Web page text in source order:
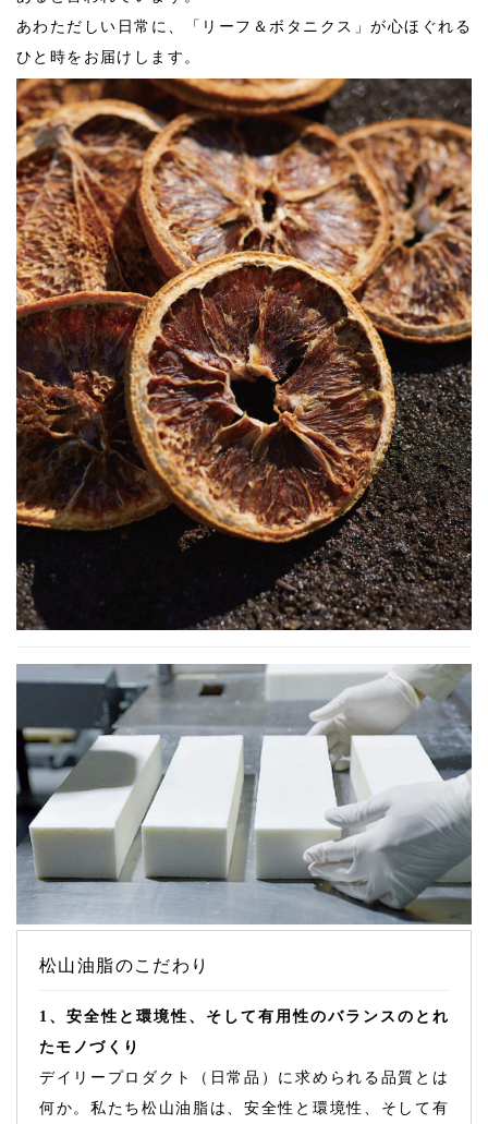
あわただしい日常に、「リーフ＆ボタニクス」が心ほぐれる
ひと時をお届けします。
松山油脂のこだわり
1、安全性と環境性、そして有用性のバランスのとれ
たモノづくり
デイリープロダクト（日常品）に求められる品質とは
何か。私たち松山油脂は、安全性と環境性、そして有